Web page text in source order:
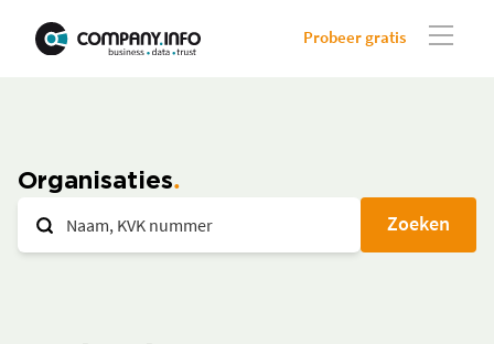
Probeer gratis
Organisaties
Zoeken